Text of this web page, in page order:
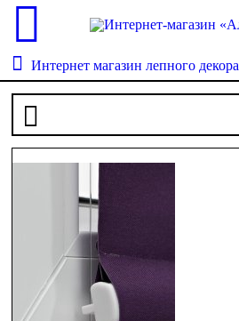
Интернет магазин лепного декора